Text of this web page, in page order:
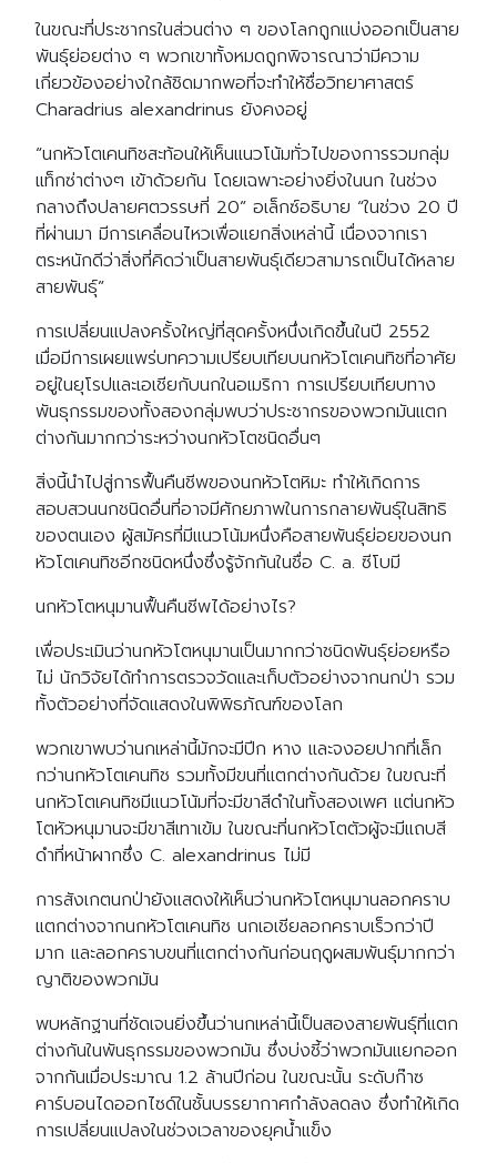
ในขณะที่ประชากรในส่วนต่าง ๆ ของโลกถูกแบ่งออกเป็นสาย
พันธุ์ย่อยต่าง ๆ พวกเขาทั้งหมดถูกพิจารณาว่ามีความ
เกี่ยวข้องอย่างใกล้ชิดมากพอที่จะทำให้ชื่อวิทยาศาสตร์
Charadrius alexandrinus ยังคงอยู่
“นกหัวโตเคนทิชสะท้อนให้เห็นแนวโน้มทั่วไปของการรวมกลุ่ม
แท็กซ่าต่างๆ เข้าด้วยกัน โดยเฉพาะอย่างยิ่งในนก ในช่วง
กลางถึงปลายศตวรรษที่ 20” อเล็กซ์อธิบาย “ในช่วง 20 ปี
ที่ผ่านมา มีการเคลื่อนไหวเพื่อแยกสิ่งเหล่านี้ เนื่องจากเรา
ตระหนักดีว่าสิ่งที่คิดว่าเป็นสายพันธุ์เดียวสามารถเป็นได้หลาย
สายพันธุ์”
การเปลี่ยนแปลงครั้งใหญ่ที่สุดครั้งหนึ่งเกิดขึ้นในปี 2552
เมื่อมีการเผยแพร่บทความเปรียบเทียบนกหัวโตเคนทิชที่อาศัย
อยู่ในยุโรปและเอเชียกับนกในอเมริกา การเปรียบเทียบทาง
พันธุกรรมของทั้งสองกลุ่มพบว่าประชากรของพวกมันแตก
ต่างกันมากกว่าระหว่างนกหัวโตชนิดอื่นๆ
สิ่งนี้นำไปสู่การฟื้นคืนชีพของนกหัวโตหิมะ ทำให้เกิดการ
สอบสวนนกชนิดอื่นที่อาจมีศักยภาพในการกลายพันธุ์ในสิทธิ
ของตนเอง ผู้สมัครที่มีแนวโน้มหนึ่งคือสายพันธุ์ย่อยของนก
หัวโตเคนทิชอีกชนิดหนึ่งซึ่งรู้จักกันในชื่อ C. a. ซีโบมี
นกหัวโตหนุมานฟื้นคืนชีพได้อย่างไร?
เพื่อประเมินว่านกหัวโตหนุมานเป็นมากกว่าชนิดพันธุ์ย่อยหรือ
ไม่ นักวิจัยได้ทำการตรวจวัดและเก็บตัวอย่างจากนกป่า รวม
ทั้งตัวอย่างที่จัดแสดงในพิพิธภัณฑ์ของโลก
พวกเขาพบว่านกเหล่านี้มักจะมีปีก หาง และจงอยปากที่เล็ก
กว่านกหัวโตเคนทิช รวมทั้งมีขนที่แตกต่างกันด้วย ในขณะที่
นกหัวโตเคนทิชมีแนวโน้มที่จะมีขาสีดำในทั้งสองเพศ แต่นกหัว
โตหัวหนุมานจะมีขาสีเทาเข้ม ในขณะที่นกหัวโตตัวผู้จะมีแถบสี
ดำที่หน้าผากซึ่ง C. alexandrinus ไม่มี
การสังเกตนกป่ายังแสดงให้เห็นว่านกหัวโตหนุมานลอกคราบ
แตกต่างจากนกหัวโตเคนทิช นกเอเชียลอกคราบเร็วกว่าปี
มาก และลอกคราบขนที่แตกต่างกันก่อนฤดูผสมพันธุ์มากกว่า
ญาติของพวกมัน
พบหลักฐานที่ชัดเจนยิ่งขึ้นว่านกเหล่านี้เป็นสองสายพันธุ์ที่แตก
ต่างกันในพันธุกรรมของพวกมัน ซึ่งบ่งชี้ว่าพวกมันแยกออก
จากกันเมื่อประมาณ 1.2 ล้านปีก่อน ในขณะนั้น ระดับก๊าซ
คาร์บอนไดออกไซด์ในชั้นบรรยากาศกำลังลดลง ซึ่งทำให้เกิด
การเปลี่ยนแปลงในช่วงเวลาของยุคน้ำแข็ง